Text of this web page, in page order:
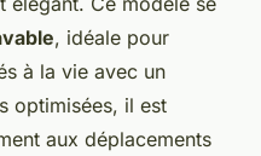
, idéale pour
à la vie avec un
optimisées, il est
aux déplacements